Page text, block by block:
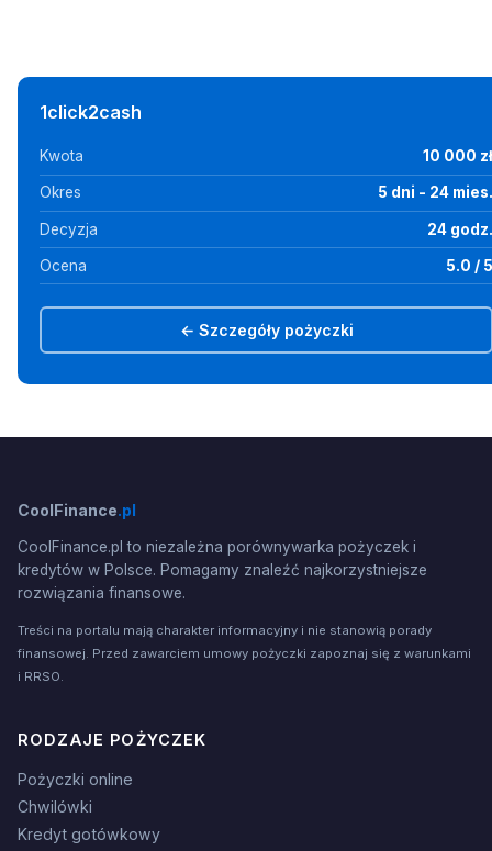
1click2cash
Kwota 10 000 zł
Okres 5 dni - 24 mies.
Decyzja 24 godz.
Ocena 5.0 / 5
← Szczegóły pożyczki
CoolFinance.pl
CoolFinance.pl to niezależna porównywarka pożyczek i
kredytów w Polsce. Pomagamy znaleźć najkorzystniejsze
rozwiązania finansowe.
Treści na portalu mają charakter informacyjny i nie stanowią porady
finansowej. Przed zawarciem umowy pożyczki zapoznaj się z warunkami
i RRSO.
RODZAJE POŻYCZEK
Pożyczki online
Chwilówki
Kredyt gotówkowy